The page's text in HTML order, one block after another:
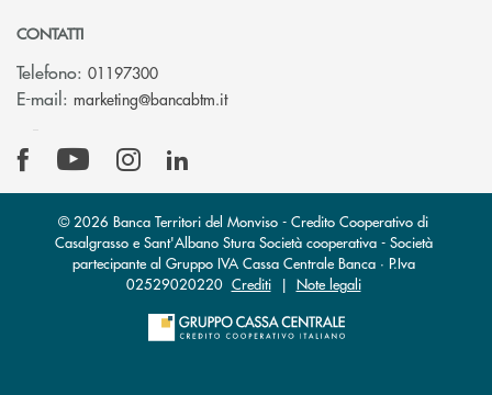
CONTATTI
Telefono: 01197300
E-mail: marketing@bancabtm.it(si apre l’app di posta elettronica)
© 2026 Banca Territori del Monviso - Credito Cooperativo di
Casalgrasso e Sant'Albano Stura Società cooperativa - Società
partecipante al Gruppo IVA Cassa Centrale Banca · P.Iva
02529020220 Crediti| Note legali